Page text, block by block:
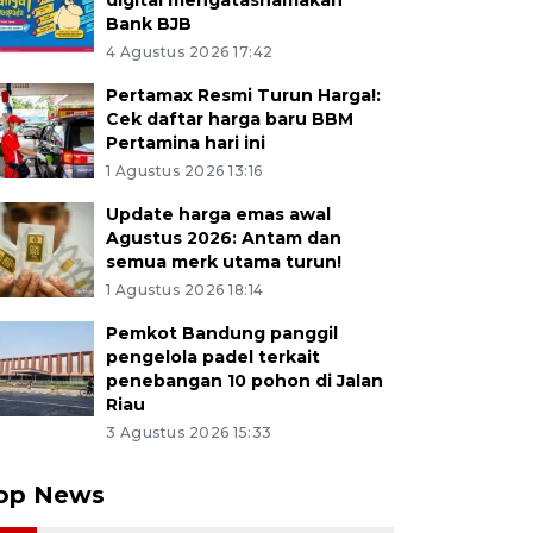
Bank BJB
4 Agustus 2026 17:42
Pertamax Resmi Turun Harga!:
Cek daftar harga baru BBM
Pertamina hari ini
1 Agustus 2026 13:16
Update harga emas awal
Agustus 2026: Antam dan
semua merk utama turun!
1 Agustus 2026 18:14
Pemkot Bandung panggil
pengelola padel terkait
penebangan 10 pohon di Jalan
Riau
3 Agustus 2026 15:33
News